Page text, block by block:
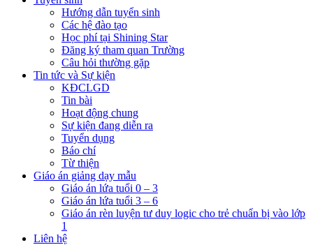
Hướng dẫn tuyển sinh
Các hệ đào tạo
Học phí tại Shining Star
Đăng ký tham quan Trường
Câu hỏi thường gặp
Tin tức và Sự kiện
KĐCLGD
Tin bài
Hoạt động chung
Sự kiện đang diễn ra
Tuyển dụng
Báo chí
Từ thiện
Giáo án giảng dạy mẫu
Giáo án lứa tuổi 0 – 3
Giáo án lứa tuổi 3 – 6
Giáo án rèn luyện tư duy logic cho trẻ chuẩn bị vào lớp
1
Liên hệ